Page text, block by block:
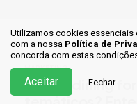
MARKETING
All day dining
Utilizamos cookies essenciais
com a nossa Política de
concorda com estas
Aceitar Fechar